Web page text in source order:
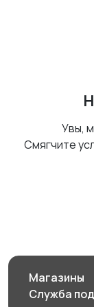
Увы,
Смягчите
Магазины
Служба